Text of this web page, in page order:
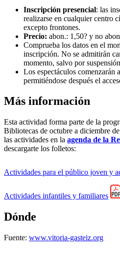
Inscripción presencial: las
realizarse en cualquier centro
excepto frontones.
Precio: abon.: 1,50? y no
Comprueba los datos en el
inscripción. No se admitirán
momento, salvo por
Los espectáculos comenzarán
permitiéndose después el
Más información
Esta actividad forma parte de la
Bibliotecas de octubre a diciembre
las actividades en la agenda de la
descargarte los folletos:
Actividades para el público joven y
Actividades infantiles y familiares
Dónde
Fuente: www.vitoria-gasteiz.org